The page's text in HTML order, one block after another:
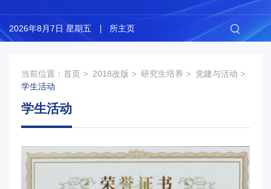
所主页
2026年8月7日 星期五
当前位置： 首页 2018改版 研究生培养
党建与活动
学生活动
学生活动